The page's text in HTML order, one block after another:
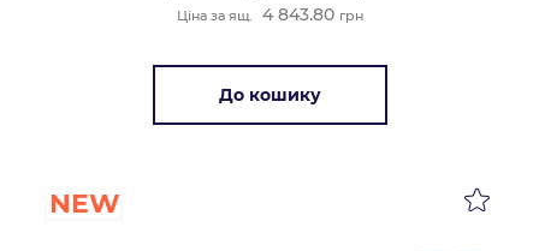
Ціна за ящ. 4 843.80 грн
До кошику
NEW